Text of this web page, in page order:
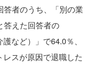
答者のうち、「別の業
答えた回答者の
など）」で64.0％、
レスが原因で退職した